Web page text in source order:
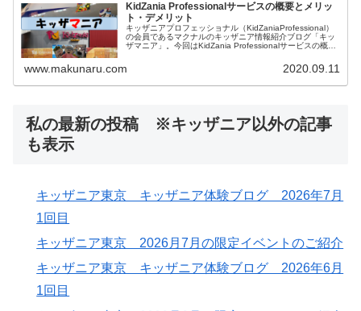
KidZania Professionalサービスの概要とメリッ
ト・デメリット
キッザニアプロフェッショナル（KidZaniaProfessional）
の会員であるマクナルのキッザニア情報紹介ブログ「キッ
ザマニア」。今回はKidZania Professionalサービスの概要
www.makunaru.com 2020.09.11
私の最新の投稿 ※キッザニア以外の記事
も表示
キッザニア東京 キッザニア体験ブログ 2026年7月
1回目
キッザニア東京 2026月7月の限定イベントのご紹介
キッザニア東京 キッザニア体験ブログ 2026年6月
1回目